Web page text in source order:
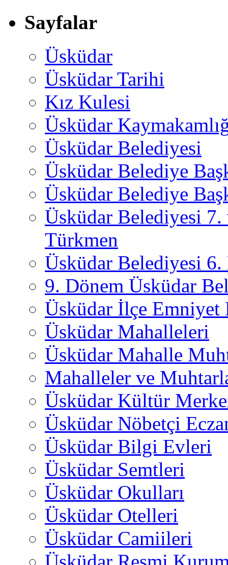
Sayfalar
Üsküdar
Üsküdar Tarihi
Kız Kulesi
Üsküdar
Üsküdar Belediyesi
Üsküdar Belediye
Üsküdar Belediye
Üsküdar Belediyesi
Türkmen
Üsküdar Belediyesi 6.
9. Dönem Üsküdar
Üsküdar İlçe
Üsküdar Mahalleleri
Üsküdar Mahalle
Mahalleler ve
Üsküdar Kültür
Üsküdar Nöbetçi
Üsküdar Bilgi Evleri
Üsküdar Semtleri
Üsküdar Okulları
Üsküdar Otelleri
Üsküdar Camiileri